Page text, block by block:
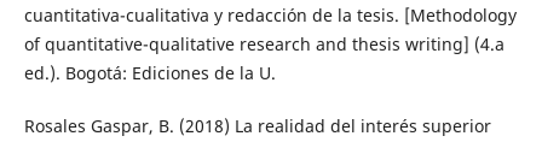
cuantitativa-cualitativa y redacción de la tesis. [Methodology
of quantitative-qualitative research and thesis writing] (4.a
ed.). Bogotá: Ediciones de la U.
Rosales Gaspar, B. (2018) La realidad del interés superior